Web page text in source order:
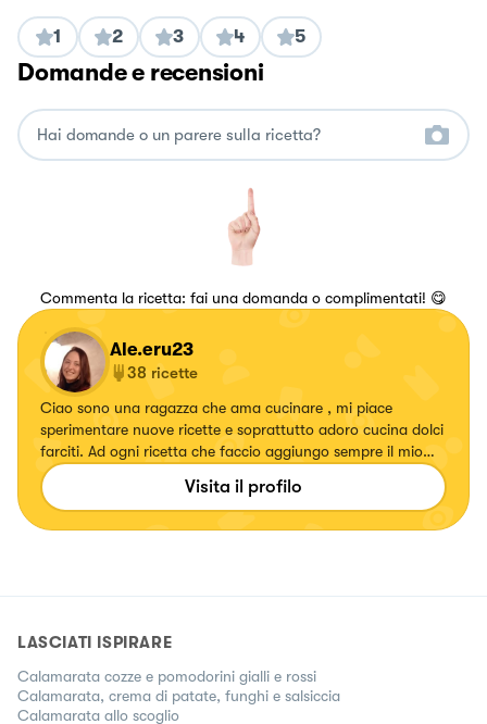
1 2 3 4 5
Domande e recensioni
Commenta la ricetta: fai una domanda o complimentati! 😋
Ale.eru23
38 ricette
Ciao sono una ragazza che ama cucinare , mi piace
sperimentare nuove ricette e soprattutto adoro cucina dolci
farciti. Ad ogni ricetta che faccio aggiungo sempre il mio
tocco personale. Desidero che ad ogni mio piatto la gente
lo mangi con gli occhi.Visita il profilo
LASCIATI ISPIRARE
Calamarata cozze e pomodorini gialli e rossi
Calamarata, crema di patate, funghi e salsiccia
Calamarata allo scoglio